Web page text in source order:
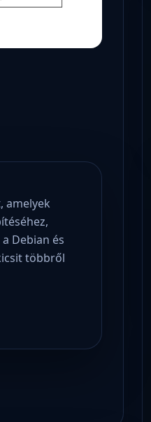
amelyek
Debian és
többről